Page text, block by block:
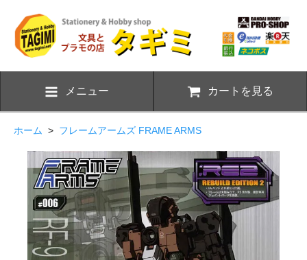
メニュー カートを見る
ホーム > フレームアームズ FRAME ARMS